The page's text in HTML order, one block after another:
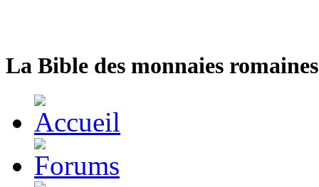
La Bible des monnaies